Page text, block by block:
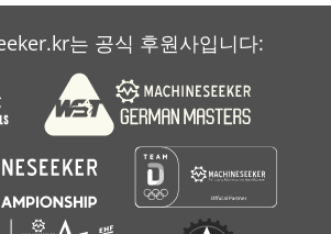
는 공식 후원사입니다: